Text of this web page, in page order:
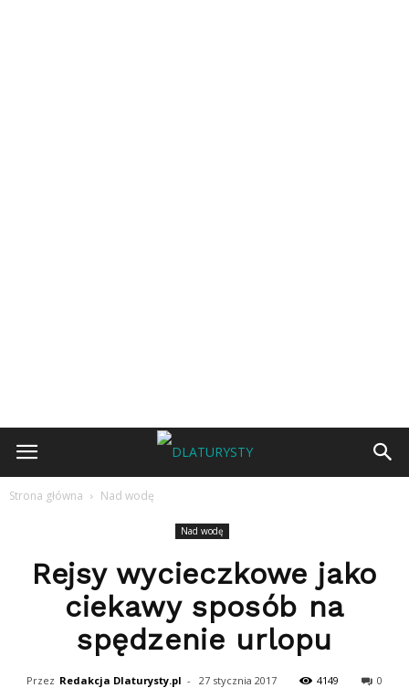
Strona główna Nad wodę
Nad wodę
Rejsy wycieczkowe jako
ciekawy sposób na
spędzenie urlopu
Przez Redakcja Dlaturysty.pl - 27 stycznia 2017 4149 0